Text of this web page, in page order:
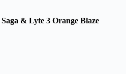
Saga & Lyte 3 Orange Blaze